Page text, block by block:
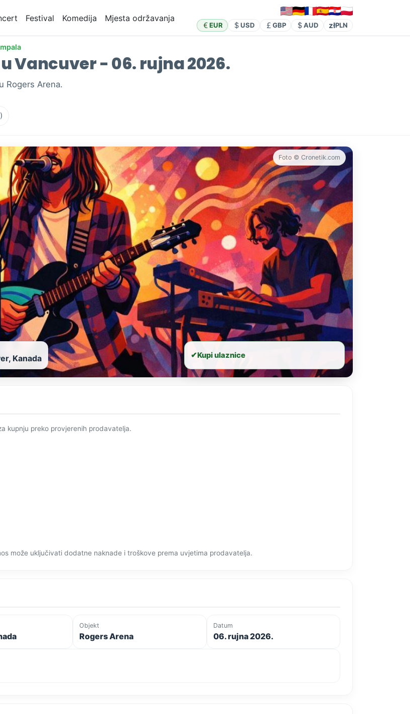
Festival Komedija Mjesta održavanja
EUR USD GBP AUD złPLN
Vancuver - 06. rujna 2026.
Rogers Arena.
Foto © Cronetik.com
Kanada ✔Kupi ulaznice
kupnju preko provjerenih prodavatelja.
može uključivati dodatne naknade i troškove prema uvjetima prodavatelja.
Objekt
Rogers Arena
Datum
06. rujna 2026.